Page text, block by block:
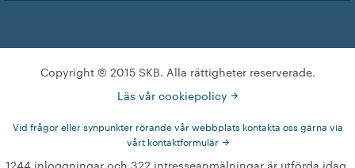
Copyright © 2015 SKB. Alla rättigheter reserverade.
Läs vår cookiepolicy
Vid frågor eller synpunkter rörande vår webbplats kontakta oss gärna via
vårt kontaktformulär
1244 inloggningar och 322 intresseanmälningar är utförda idag.